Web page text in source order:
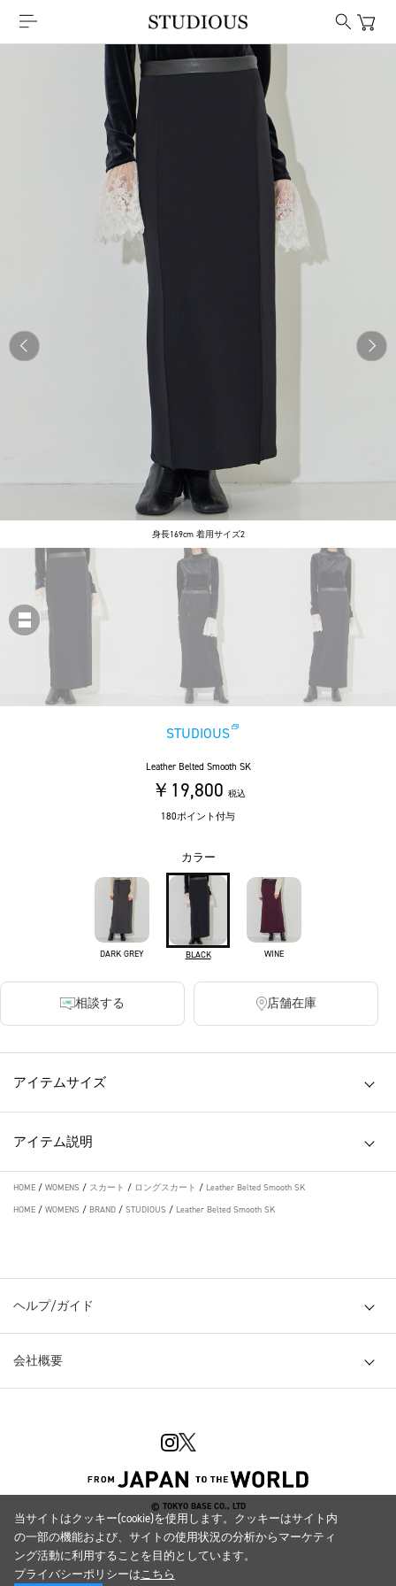
身長169cm 着用サイズ2
STUDIOUS
Leather Belted Smooth SK
￥19,800 税込
180ポイント付与
カラー
DARK GREY BLACK WINE
相談する 店舗在庫
アイテムサイズ
アイテム説明
HOME / WOMENS / スカート / ロングスカート / Leather Belted Smooth SK
HOME / WOMENS / BRAND / STUDIOUS / Leather Belted Smooth SK
ヘルプ/ガイド
会社概要
© TOKYO BASE CO., LTD
当サイトはクッキー(cookie)を使用します。クッキーはサイト内
の一部の機能および、サイトの使用状況の分析からマーケティ
ング活動に利用することを目的としています。
プライバシーポリシーはこちら